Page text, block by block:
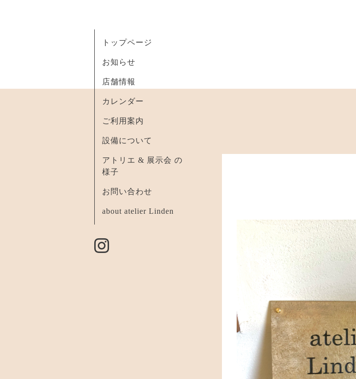
トップページ
お知らせ
店舗情報
カレンダー
ご利用案内
設備について
アトリエ & 展示会 の
様子
お問い合わせ
about atelier Linden